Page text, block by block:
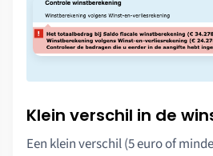
Klein verschil in de
Een klein verschil (5 euro of